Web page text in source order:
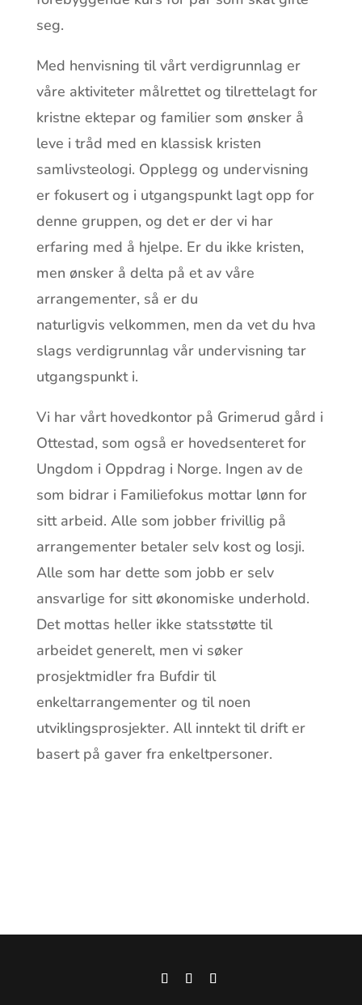
seg.
Med henvisning til vårt verdigrunnlag er
våre aktiviteter målrettet og tilrettelagt for
kristne ektepar og familier som ønsker å
leve i tråd med en klassisk kristen
samlivsteologi. Opplegg og undervisning
er fokusert og i utgangspunkt lagt opp for
denne gruppen, og det er der vi har
erfaring med å hjelpe. Er du ikke kristen,
men ønsker å delta på et av våre
arrangementer, så er du
naturligvis velkommen, men da vet du hva
slags verdigrunnlag vår undervisning tar
utgangspunkt i.
Vi har vårt hovedkontor på Grimerud gård i
Ottestad, som også er hovedsenteret for
Ungdom i Oppdrag i Norge. Ingen av de
som bidrar i Familiefokus mottar lønn for
sitt arbeid. Alle som jobber frivillig på
arrangementer betaler selv kost og losji.
Alle som har dette som jobb er selv
ansvarlige for sitt økonomiske underhold.
Det mottas heller ikke statsstøtte til
arbeidet generelt, men vi søker
prosjektmidler fra Bufdir til
enkeltarrangementer og til noen
utviklingsprosjekter. All inntekt til drift er
basert på gaver fra enkeltpersoner.